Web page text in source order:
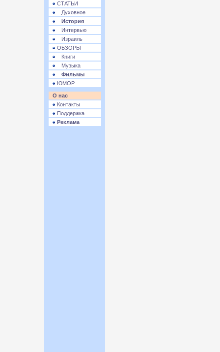
СТАТЬИ
Духовное
История
Интервью
Израиль
ОБЗОРЫ
Книги
Музыка
Фильмы
ЮМОР
О нас
Контакты
Поддержка
Реклама